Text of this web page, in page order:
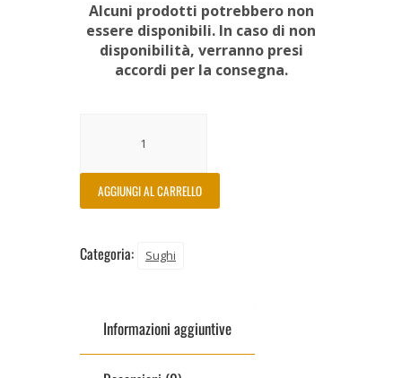
Alcuni prodotti potrebbero non
essere disponibili. In caso di non
disponibilità, verranno presi
accordi per la consegna.
AGGIUNGI AL CARRELLO
Categoria: Sughi
Informazioni aggiuntive